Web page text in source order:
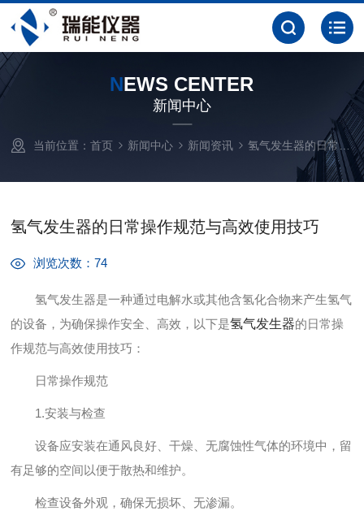
NEWS CENTER
新闻中心
当前位置：首页 新闻中心 新闻资讯 氢气发生器的日常操作规范与高效使用技巧
氢气发生器的日常操作规范与高效使用技巧
浏览次数：74
氢气发生器是一种通过电解水或其他含氢化合物来产生氢气
的设备，为确保操作安全、高效，以下是氢气发生器的日常操
作规范与高效使用技巧：
日常操作规范
1.安装与检查
设备应安装在通风良好、干燥、无腐蚀性气体的环境中，留
有足够的空间以便于散热和维护。
检查设备外观，确保无损坏、无渗漏。